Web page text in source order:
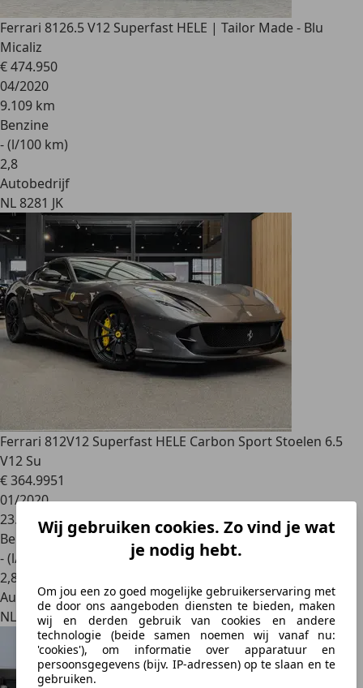
Wij gebruiken cookies. Zo vind je wat
je nodig hebt.
Om jou een zo goed mogelijke gebruikerservaring met
de door ons aangeboden diensten te bieden, maken
wij en derden gebruik van cookies en andere
technologie (beide samen noemen wij vanaf nu:
'cookies'), om informatie over apparatuur en
persoonsgegevens (bijv. IP-adressen) op te slaan en te
gebruiken.
Ferrari 8126.5 V12 Superfast HELE | Tailor Made - Blu
Micaliz
€ 474.950
04/2020
9.109 km
Benzine
- (l/100 km)
2,8
Autobedrijf
NL 8281 JK
Ferrari 812V12 Superfast HELE Carbon Sport Stoelen 6.5
V12 Su
€ 364.9951
01/2020
23.540 km
Benzine
- (l/100 km)
2,8
Autobedrijf
NL 1412 CA